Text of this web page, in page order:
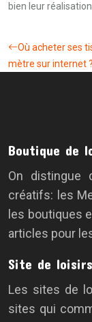
bien leur réalisation.
Où acheter ses
mètre sur internet ?
Boutique de
On distingue
créatifs: les
les boutiques
articles pour
Site de
Les sites de
sites qui